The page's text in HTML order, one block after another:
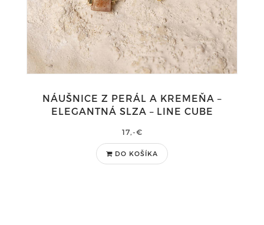
NÁUŠNICE Z PERÁL A KREMEŇA –
ELEGANTNÁ SLZA – LINE CUBE
17,-€
DO KOŠÍKA